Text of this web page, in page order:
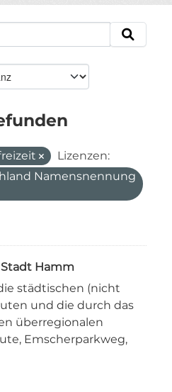
Lizenzen:
Namensnennung
Hamm
städtischen (nicht
und die durch das
überregionalen
Emscherparkweg,